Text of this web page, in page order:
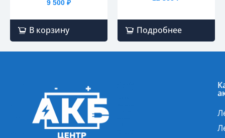
9 500 ₽
В корзину Подробнее